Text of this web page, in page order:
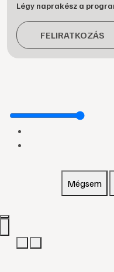
Légy naprakész a
FELIRATKOZÁS
Mégsem